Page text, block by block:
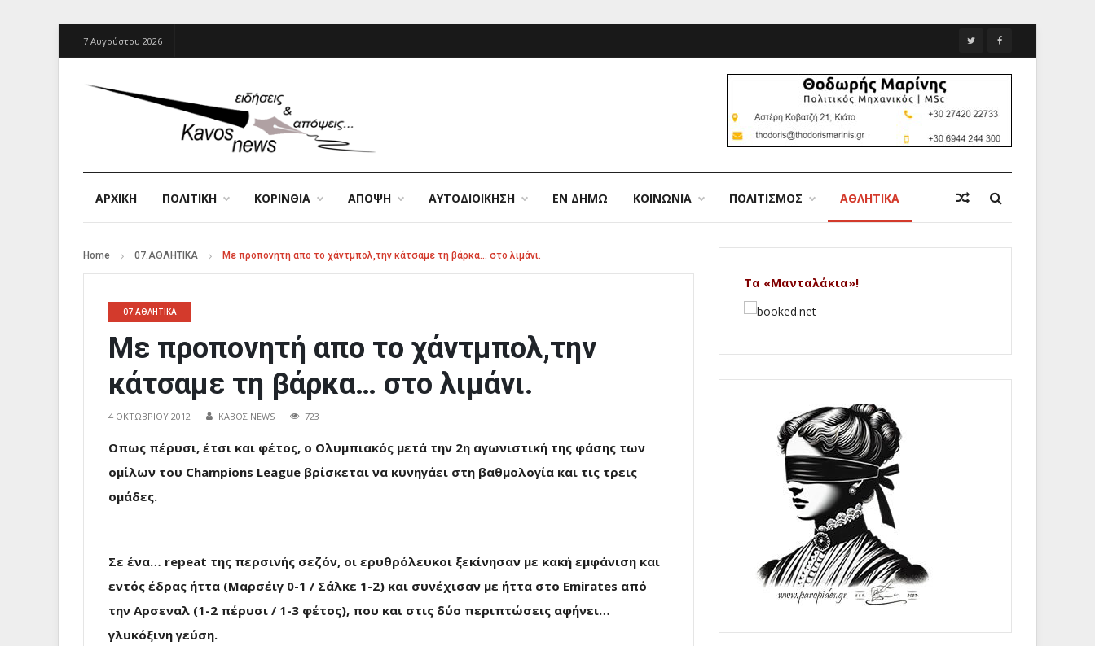
7 Αυγούστου 2026
ΑΡΧΙΚΉ ΠΟΛΙΤΙΚΗ ΚΟΡΙΝΘΙΑ ΑΠΟΨΗ ΑΥΤΟΔΙΟΙΚΗΣΗ ΕΝ ΔΗΜΩ ΚΟΙΝΩΝΙΑ ΠΟΛΙΤΙΣΜΟΣ ΑΘΛΗΤΙΚΑ
Home 07.ΑΘΛΗΤΙΚΑ Με προπονητή απο το χάντμπολ,την κάτσαμε τη βάρκα… στο λιμάνι.
07.ΑΘΛΗΤΙΚΑ
Με προπονητή απο το χάντμπολ,την
κάτσαμε τη βάρκα… στο λιμάνι.
4 ΟΚΤΩΒΡΊΟΥ 2012 ΚΑΒΟΣ NEWS 723
Οπως πέρυσι, έτσι και φέτος, ο Ολυμπιακός μετά την 2η αγωνιστική της φάσης των
ομίλων του Champions League βρίσκεται να κυνηγάει στη βαθμολογία και τις τρεις
ομάδες.
Σε ένα… repeat της περσινής σεζόν, οι ερυθρόλευκοι ξεκίνησαν με κακή εμφάνιση και
εντός έδρας ήττα (Μαρσέιγ 0-1 / Σάλκε 1-2) και συνέχισαν με ήττα στο Emirates από
την Αρσεναλ (1-2 πέρυσι / 1-3 φέτος), που και στις δύο περιπτώσεις αφήνει…
γλυκόξινη γεύση.
Τα «Μανταλάκια»!